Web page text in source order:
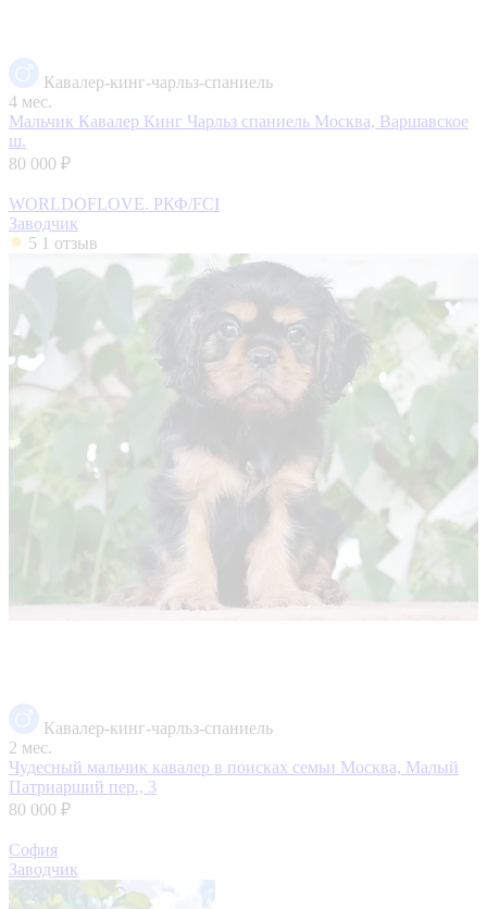
Кавалер-кинг-чарльз-спаниель
4 мес.
Мальчик Кавалер Кинг Чарльз спаниель Москва, Варшавское
ш.
80 000 ₽
WORLDOFLOVE. РКФ/FCI
Заводчик
5 1 отзыв
Кавалер-кинг-чарльз-спаниель
2 мес.
Чудесный мальчик кавалер в поисках семьи Москва, Малый
Патриарший пер., 3
80 000 ₽
София
Заводчик